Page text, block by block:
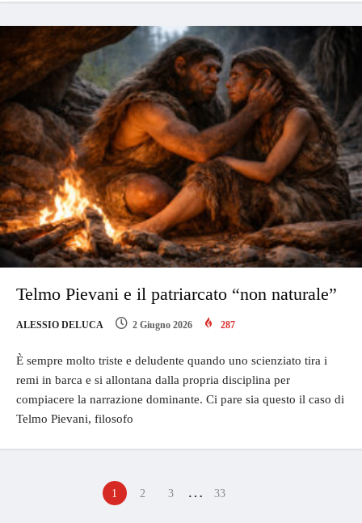
Telmo Pievani e il patriarcato “non naturale”
ALESSIO DELUCA 2 Giugno 2026 287
È sempre molto triste e deludente quando uno scienziato tira i
remi in barca e si allontana dalla propria disciplina per
compiacere la narrazione dominante. Ci pare sia questo il caso di
Telmo Pievani, filosofo
1 2 3 … 33